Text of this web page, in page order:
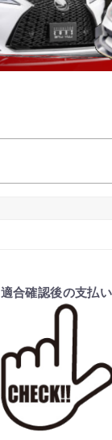
適合確認後の支払い